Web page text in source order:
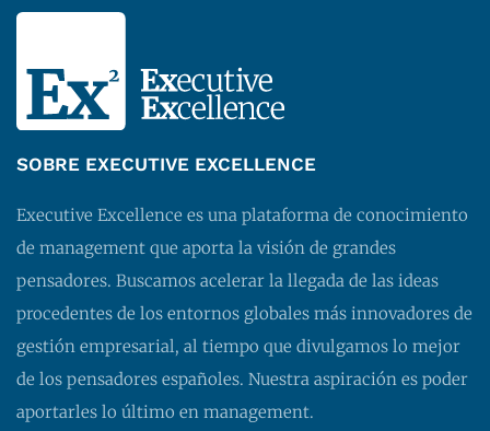
SOBRE EXECUTIVE EXCELLENCE
Executive Excellence es una plataforma de conocimiento
de management que aporta la visión de grandes
pensadores. Buscamos acelerar la llegada de las ideas
procedentes de los entornos globales más innovadores de
gestión empresarial, al tiempo que divulgamos lo mejor
de los pensadores españoles. Nuestra aspiración es poder
aportarles lo último en management.